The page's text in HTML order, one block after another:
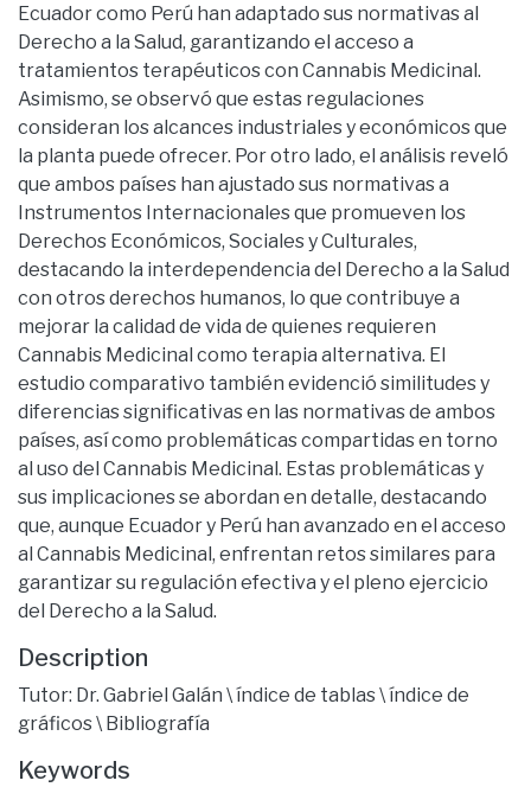
Ecuador como Perú han adaptado sus normativas al
Derecho a la Salud, garantizando el acceso a
tratamientos terapéuticos con Cannabis Medicinal.
Asimismo, se observó que estas regulaciones
consideran los alcances industriales y económicos que
la planta puede ofrecer. Por otro lado, el análisis reveló
que ambos países han ajustado sus normativas a
Instrumentos Internacionales que promueven los
Derechos Económicos, Sociales y Culturales,
destacando la interdependencia del Derecho a la Salud
con otros derechos humanos, lo que contribuye a
mejorar la calidad de vida de quienes requieren
Cannabis Medicinal como terapia alternativa. El
estudio comparativo también evidenció similitudes y
diferencias significativas en las normativas de ambos
países, así como problemáticas compartidas en torno
al uso del Cannabis Medicinal. Estas problemáticas y
sus implicaciones se abordan en detalle, destacando
que, aunque Ecuador y Perú han avanzado en el acceso
al Cannabis Medicinal, enfrentan retos similares para
garantizar su regulación efectiva y el pleno ejercicio
del Derecho a la Salud.
Description
Tutor: Dr. Gabriel Galán \ índice de tablas \ índice de
gráficos \ Bibliografía
Keywords